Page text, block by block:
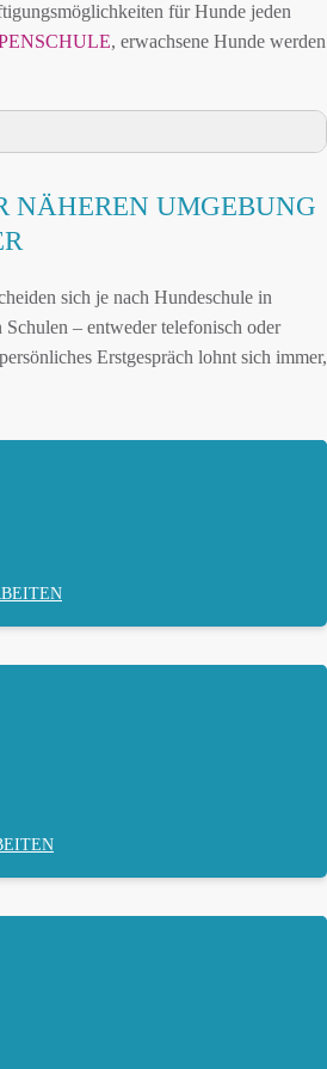
für Hunde jeden
, erwachsene Hunde werden
UMGEBUNG
WENDEBURG
– ONLINE-TEST
NÄHEREN UMGEBUNG
sich je nach Hundeschule in
– entweder telefonisch oder
Erstgespräch lohnt sich immer,